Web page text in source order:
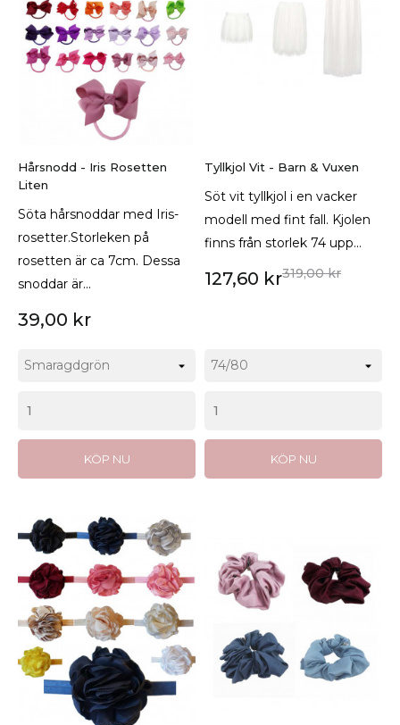
Hårsnodd - Iris Rosetten
Liten
Söta hårsnoddar med Iris-
rosetter.Storleken på
rosetten är ca 7cm. Dessa
snoddar är...
39,00 kr
KÖP NU
Tyllkjol Vit - Barn & Vuxen
Söt vit tyllkjol i en vacker
modell med fint fall. Kjolen
finns från storlek 74 upp...
127,60 kr319,00 kr
KÖP NU